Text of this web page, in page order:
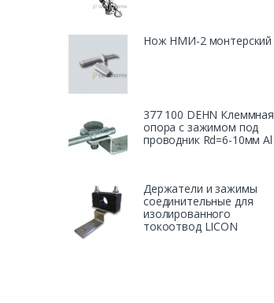
Нож НМИ-2 монтерский
377 100 DEHN Клеммная
опора с зажимом под
проводник Rd=6-10мм Al
Держатели и зажимы
соединительные для
изолированного
токоотвод LICON